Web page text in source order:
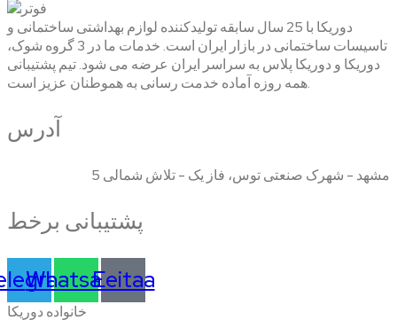
دوریکا با 25 سال سابقه تولیدکننده لوازم بهداشتی ساختمانی و
تاسیسات ساختمانی در بازار ایران است. خدمات ما در 3 گروه شوک،
دوریکا و دوریکا پلاس به سراسر ایران عرضه می شود. تیم پشتیبانی
همه روزه آماده خدمت رسانی به هموطنان عزیز است.
آدرس
مشهد - شهرک صنعتی توس، فاز یک - تلاش شمالی 5
پشتیبانی برخط
Whatsapp
Eeitaa
خانواده دوریکا